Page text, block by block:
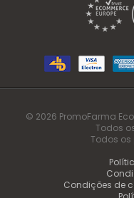
© 2026 PromoFarma
Todos
Todos os
Condições de